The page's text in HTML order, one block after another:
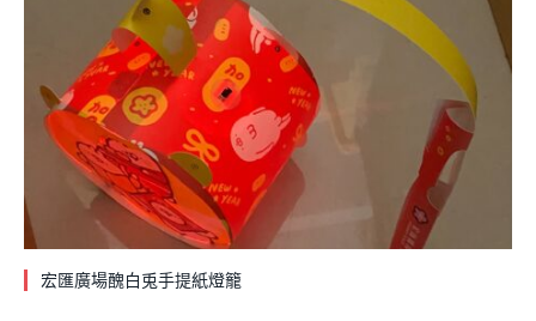
宏匯廣場醜白兎手提紙燈籠